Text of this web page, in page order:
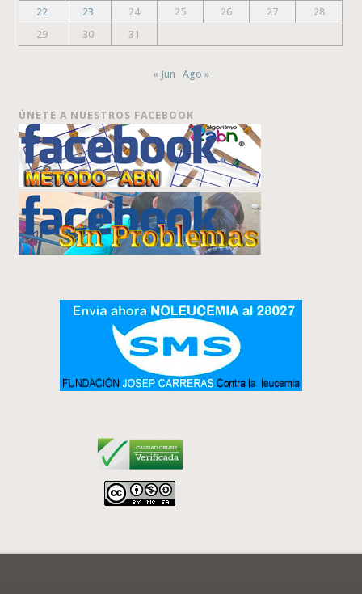
22
23 24 25 26 27
28
29
30 31
« Jun Ago »
ÚNETE A NUESTROS FACEBOOK